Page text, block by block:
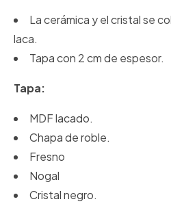
La cerámica y el cristal se
laca.
Tapa con 2 cm de espesor.
Tapa:
MDF lacado.
Chapa de roble.
Fresno
Nogal
Cristal negro.